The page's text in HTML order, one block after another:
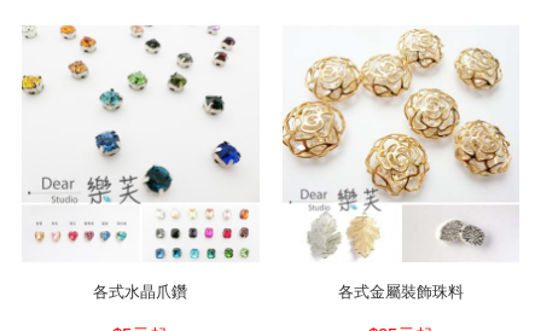
各式水晶爪鑽 各式金屬裝飾珠料